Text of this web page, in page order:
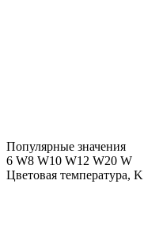
Популярные значения
6 W8 W10 W12 W20 W
Цветовая температура, K